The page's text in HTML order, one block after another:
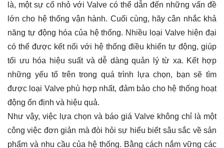
là, một sự cố nhỏ với Valve có thể dẫn đến những vấn đề
lớn cho hệ thống vận hành. Cuối cùng, hãy cân nhắc khả
năng tự động hóa của hệ thống. Nhiều loại Valve hiện đại
có thể được kết nối với hệ thống điều khiển tự động, giúp
tối ưu hóa hiệu suất và dễ dàng quản lý từ xa. Kết hợp
những yếu tố trên trong quá trình lựa chọn, bạn sẽ tìm
được loại Valve phù hợp nhất, đảm bảo cho hệ thống hoạt
động ổn định và hiệu quả.
Như vậy, việc lựa chọn và báo giá Valve không chỉ là một
công việc đơn giản mà đòi hỏi sự hiểu biết sâu sắc về sản
phẩm và nhu cầu của hệ thống. Bằng cách nắm vững các